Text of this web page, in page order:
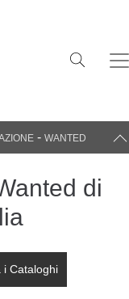
- WANTED
di
i Cataloghi